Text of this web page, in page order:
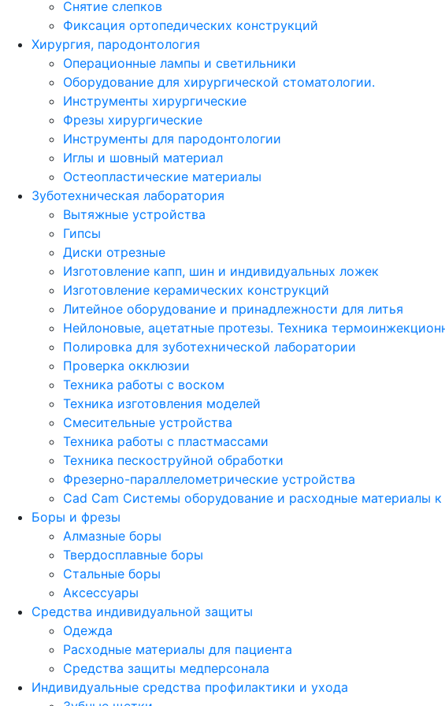
Снятие слепков
Фиксация ортопедических конструкций
Хирургия, пародонтология
Операционные лампы и светильники
Оборудование для хирургической стоматологии.
Инструменты хирургические
Фрезы хирургические
Инструменты для пародонтологии
Иглы и шовный материал
Остеопластические материалы
Зуботехническая лаборатория
Вытяжные устройства
Гипсы
Диски отрезные
Изготовление капп, шин и индивидуальных ложек
Изготовление керамических конструкций
Литейное оборудование и принадлежности для литья
Нейлоновые, ацетатные протезы. Техника
Полировка для зуботехнической лаборатории
Проверка окклюзии
Техника работы с воском
Техника изготовления моделей
Смесительные устройства
Техника работы с пластмассами
Техника пескоструйной обработки
Фрезерно-параллелометрические устройства
Cad Cam Системы оборудование и расходные материалы
Боры и фрезы
Алмазные боры
Твердосплавные боры
Стальные боры
Аксессуары
Средства индивидуальной защиты
Одежда
Расходные материалы для пациента
Средства защиты медперсонала
Индивидуальные средства профилактики и ухода